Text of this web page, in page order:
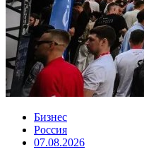
Бизнес
Россия
07.08.2026